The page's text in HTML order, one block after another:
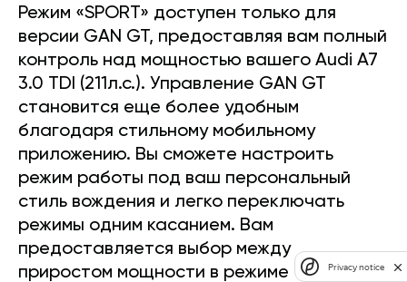
Режим «SPORT» доступен только для
версии GAN GT, предоставляя вам полный
контроль над мощностью вашего Audi A7
3.0 TDI (211л.с.). Управление GAN GT
становится еще более удобным
благодаря стильному мобильному
приложению. Вы сможете настроить
режим работы под ваш персональный
стиль вождения и легко переключать
режимы одним касанием. Вам
предоставляется выбор между
приростом мощности в режиме «SPORT»
Privacy notice